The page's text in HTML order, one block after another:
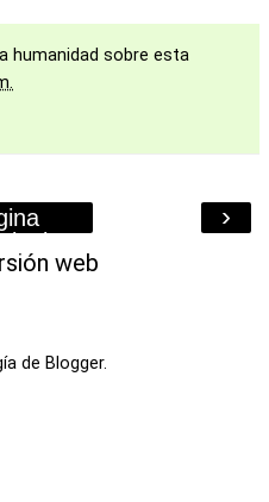
humanidad sobre esta
›
web
de Blogger.